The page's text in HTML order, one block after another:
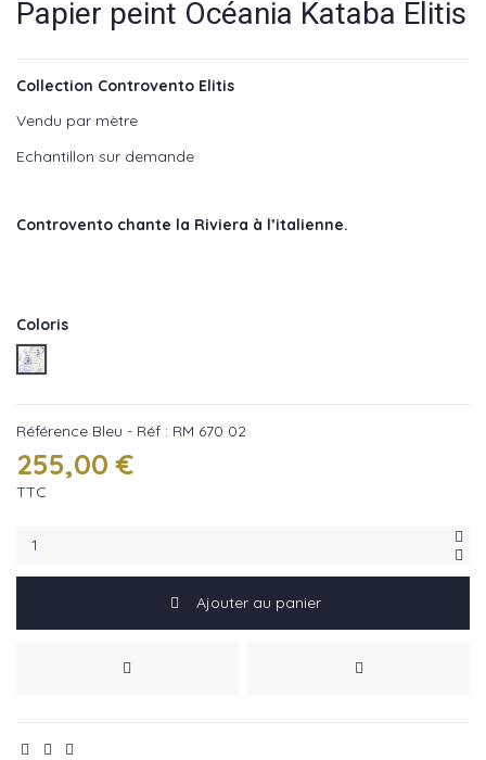
Papier peint Océania Kataba Elitis
Collection Controvento Elitis
Vendu par mètre
Echantillon sur demande
Controvento chante la Riviera à l’italienne.
Coloris
Bleu - Réf : RM 670 02
Référence Bleu - Réf : RM 670 02
255,00 €
TTC
Ajouter au panier